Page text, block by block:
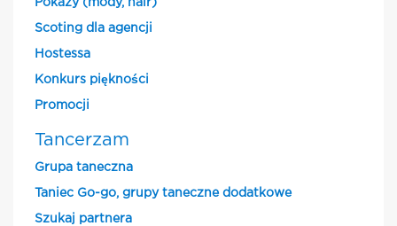
Pokazy (mody, hair)
Scoting dla agencji
Hostessa
Konkurs piękności
Promocji
Tancerzam
Grupa taneczna
Taniec Go-go, grupy taneczne dodatkowe
Szukaj partnera